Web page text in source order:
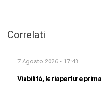
Correlati
7 Agosto 2026 - 17:43
Viabilità, le riaperture